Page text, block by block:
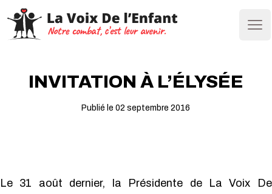
INVITATION À L’ÉLYSÉE
Publié le 02 septembre 2016
Le 31 août dernier, la Présidente de La Voix De